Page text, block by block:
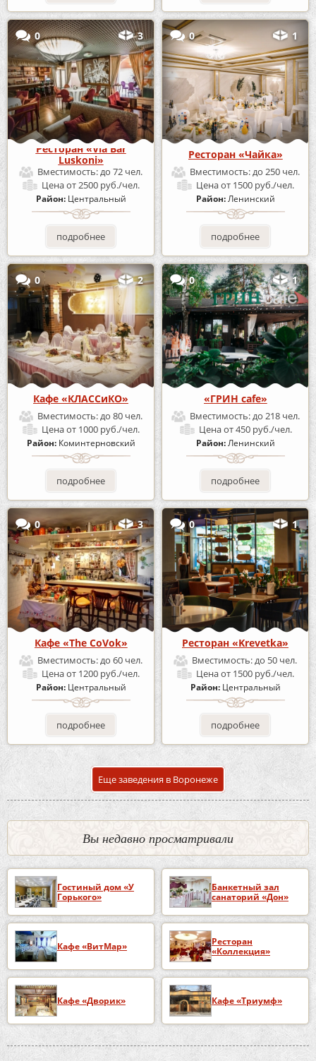
0 3
Ресторан «Via Bar
Luskoni»
Вместимость:до 72 чел.
Ценаот 2500 руб./чел.
Район: Центральный
подробнее
0 1
Ресторан «Чайка»
Вместимость:до 250 чел.
Ценаот 1500 руб./чел.
Район:Ленинский
подробнее
0 2
Кафе «КЛАССиКО»
Вместимость:до 80 чел.
Ценаот 1000 руб./чел.
Район: Коминтерновский
подробнее
0 1
«ГРИН cafe»
Вместимость:до 218 чел.
Ценаот 450 руб./чел.
Район:Ленинский
подробнее
0 3
Кафе «The CoVok»
Вместимость:до 60 чел.
Ценаот 1200 руб./чел.
Район: Центральный
подробнее
0 1
Ресторан «Krevetka»
Вместимость:до 50 чел.
Ценаот 1500 руб./чел.
Район: Центральный
подробнее
Еще заведения в Воронеже
Вы недавно просматривали
Гостиный дом «У
Горького»
Банкетный зал
санаторий «Дон»
Кафе «ВитМар»
Ресторан
«Коллекция»
Кафе «Дворик» Кафе «Триумф»